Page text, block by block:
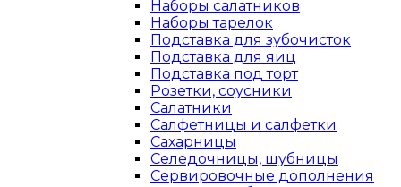
Наборы салатников
Наборы тарелок
Подставка для зубочисток
Подставка для яиц
Подставка под торт
Розетки, соусники
Салатники
Салфетницы и салфетки
Сахарницы
Селедочницы, шубницы
Сервировочные дополнения